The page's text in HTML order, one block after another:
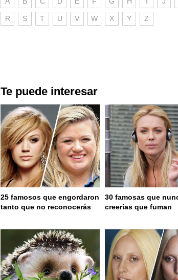
R S T U V W X Y Z
Te puede interesar
25 famosos que engordaron
tanto que no reconocerás
30 famosas que
creerías que fuman